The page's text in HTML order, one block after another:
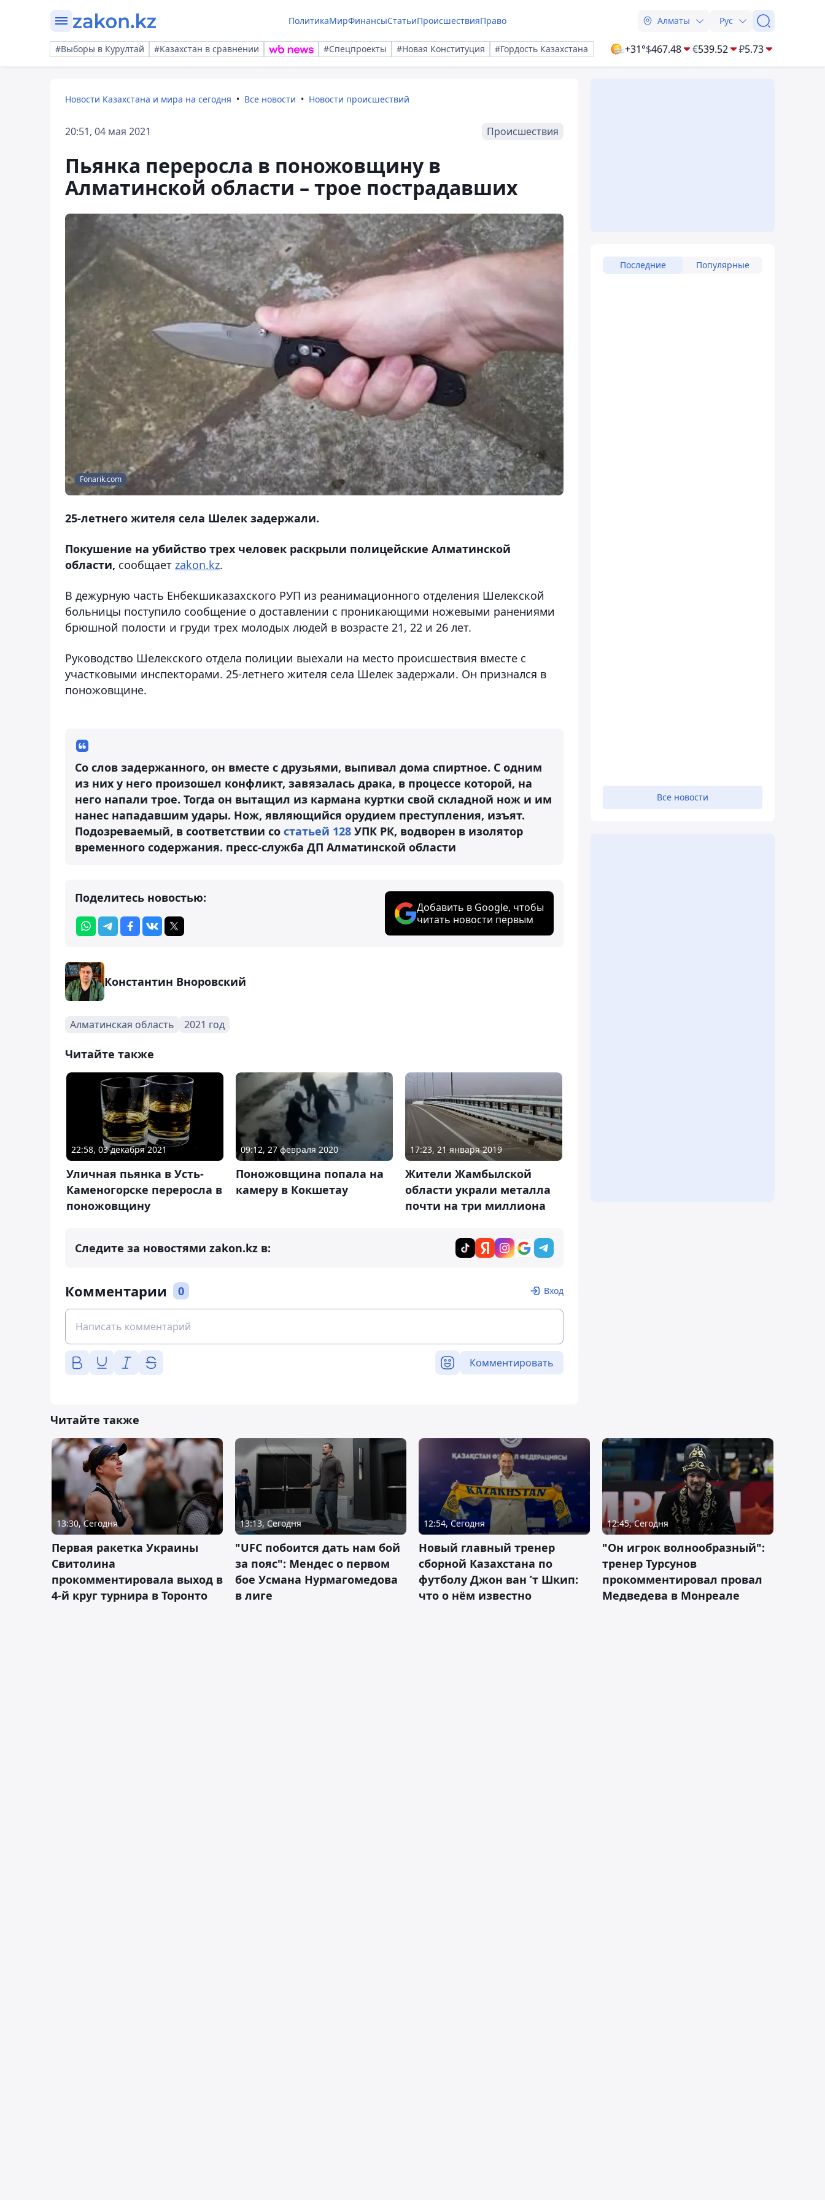
ПолитикаМирФинансыСтатьиПроисшествияПраво Алматы Рус
#Выборы в Курултай #Казахстан в сравнении #Спецпроекты #Новая Конституция #Гордость Казахстана +31°$467.48 €539.52 ₽5.73
Новости Казахстана и мира на сегодня Все новости Новости происшествий
20:51, 04 мая 2021 Происшествия
Пьянка переросла в поножовщину в
Алматинской области – трое пострадавших
Fonarik.com
25-летнего жителя села Шелек задержали.
Покушение на убийство трех человек раскрыли полицейские Алматинской
области, сообщает zakon.kz.
В дежурную часть Енбекшиказахского РУП из реанимационного отделения Шелекской
больницы поступило сообщение о доставлении с проникающими ножевыми ранениями
брюшной полости и груди трех молодых людей в возрасте 21, 22 и 26 лет.
Руководство Шелекского отдела полиции выехали на место происшествия вместе с
участковыми инспекторами. 25-летнего жителя села Шелек задержали. Он признался в
поножовщине.
Со слов задержанного, он вместе с друзьями, выпивал дома спиртное. С одним
из них у него произошел конфликт, завязалась драка, в процессе которой, на
него напали трое. Тогда он вытащил из кармана куртки свой складной нож и им
нанес нападавшим удары. Нож, являющийся орудием преступления, изъят.
Подозреваемый, в соответствии со статьей 128 УПК РК, водворен в изолятор
временного содержания. пресс-служба ДП Алматинской области
Поделитесь новостью:
Добавить в Google, чтобы
читать новости первым
Константин Вноровский
Алматинская область 2021 год
Читайте также
22:58, 03 декабря 2021
Уличная пьянка в Усть-
Каменогорске переросла в
поножовщину
09:12, 27 февраля 2020
Поножовщина попала на
камеру в Кокшетау
17:23, 21 января 2019
Жители Жамбылской
области украли металла
почти на три миллиона
Следите за новостями zakon.kz в:
Комментарии 0 Вход
Комментировать
Последние Популярные
Все новости
Читайте также
13:30, Сегодня
Первая ракетка Украины
Свитолина
прокомментировала выход в
4-й круг турнира в Торонто
13:13, Сегодня
"UFC побоится дать нам бой
за пояс": Мендес о первом
бое Усмана Нурмагомедова
в лиге
12:54, Сегодня
Новый главный тренер
сборной Казахстана по
футболу Джон ван ’т Шкип:
что о нём известно
12:45, Сегодня
"Он игрок волнообразный":
тренер Турсунов
прокомментировал провал
Медведева в Монреале